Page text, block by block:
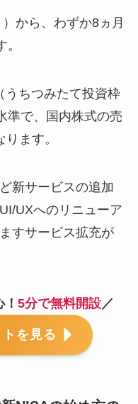
から、わずか8ヵ月
（うちつみたて投資枠
準で、国内株式の売
ます。
新サービスの追加
UXへのリニューア
すサービス拡充が
5分で無料開設／
を見る